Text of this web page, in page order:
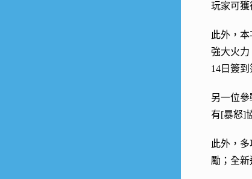
玩家可獲
此外，
強大火力
14日簽
另一位
有[暴怒]
此外，
勵；全